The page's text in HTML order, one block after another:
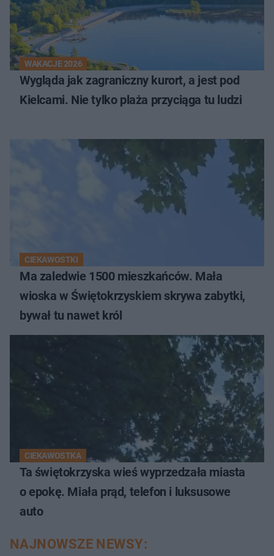
WAKACJE 2026
Wygląda jak zagraniczny kurort, a jest pod
Kielcami. Nie tylko plaża przyciąga tu ludzi
CIEKAWOSTKI
Ma zaledwie 1500 mieszkańców. Mała
wioska w Świętokrzyskiem skrywa zabytki,
bywał tu nawet król
CIEKAWOSTKA
Ta świętokrzyska wieś wyprzedzała miasta
o epokę. Miała prąd, telefon i luksusowe
auto
NAJNOWSZE NEWSY: